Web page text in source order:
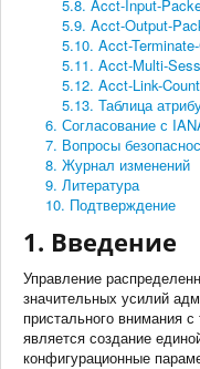
5.8. Acct-Input-
5.9. Acct-Output-
5.10. Acct-
5.11. Acct-Multi-
5.12. Acct-Link-Count
5.13. Таблица
6. Согласование с
7. Вопросы
8. Журнал изменений
9. Литература
10. Подтверждение
1. Введение
Управление
значительных усилий
пристального внимания
является создание
конфигурационные